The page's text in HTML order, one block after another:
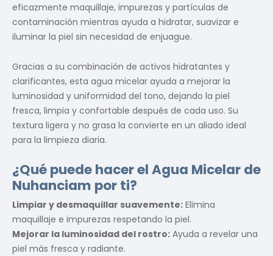
eficazmente maquillaje, impurezas y partículas de
contaminación mientras ayuda a hidratar, suavizar e
iluminar la piel sin necesidad de enjuague.
Gracias a su combinación de activos hidratantes y
clarificantes, esta agua micelar ayuda a mejorar la
luminosidad y uniformidad del tono, dejando la piel
fresca, limpia y confortable después de cada uso. Su
textura ligera y no grasa la convierte en un aliado ideal
para la limpieza diaria.
¿Qué puede hacer el Agua Micelar de
Nuhanciam por ti?
Limpiar y desmaquillar suavemente: Elimina
maquillaje e impurezas respetando la piel.
Mejorar la luminosidad del rostro: Ayuda a revelar una
piel más fresca y radiante.